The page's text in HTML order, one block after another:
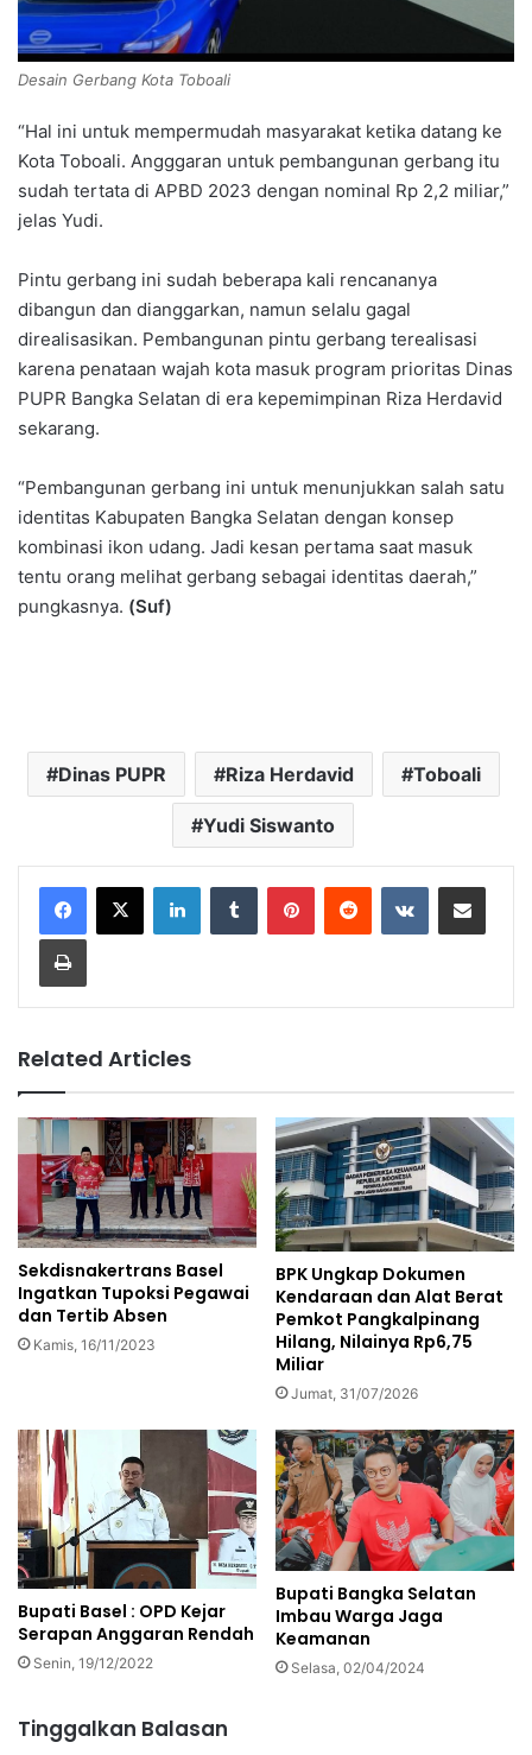
Desain Gerbang Kota Toboali
“Hal ini untuk mempermudah masyarakat ketika datang ke
Kota Toboali. Angggaran untuk pembangunan gerbang itu
sudah tertata di APBD 2023 dengan nominal Rp 2,2 miliar,”
jelas Yudi.
Pintu gerbang ini sudah beberapa kali rencananya
dibangun dan dianggarkan, namun selalu gagal
direalisasikan. Pembangunan pintu gerbang terealisasi
karena penataan wajah kota masuk program prioritas Dinas
PUPR Bangka Selatan di era kepemimpinan Riza Herdavid
sekarang.
“Pembangunan gerbang ini untuk menunjukkan salah satu
identitas Kabupaten Bangka Selatan dengan konsep
kombinasi ikon udang. Jadi kesan pertama saat masuk
tentu orang melihat gerbang sebagai identitas daerah,”
pungkasnya. (Suf)
Dinas PUPR Riza Herdavid Toboali
Yudi Siswanto
LinkedInTumblr PinterestReddit VKontakteShare via Email
Print
Related Articles
Sekdisnakertrans Basel
Ingatkan Tupoksi Pegawai
dan Tertib Absen
Kamis, 16/11/2023
BPK Ungkap Dokumen
Kendaraan dan Alat Berat
Pemkot Pangkalpinang
Hilang, Nilainya Rp6,75
Miliar
Jumat, 31/07/2026
Bupati Basel : OPD Kejar
Serapan Anggaran Rendah
Senin, 19/12/2022
Bupati Bangka Selatan
Imbau Warga Jaga
Keamanan
Selasa, 02/04/2024
Tinggalkan Balasan